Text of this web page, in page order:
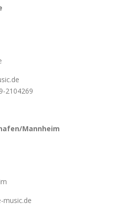
2104269
Mannheim
music.de